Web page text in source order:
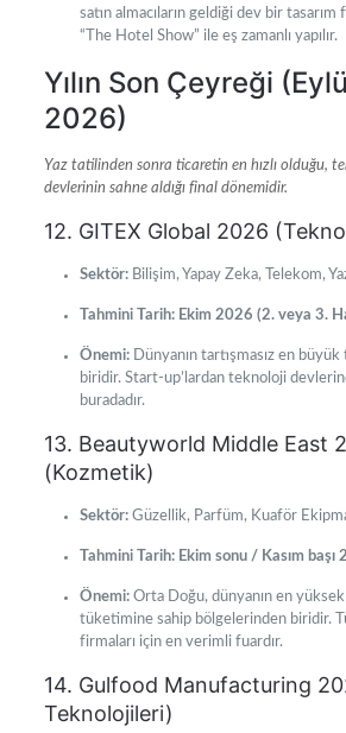
satın almacıların geldiği dev bir tasarım
“The Hotel Show” ile eş zamanlı yapılır.
Yılın Son Çeyreği
2026)
Yaz tatilinden sonra ticaretin en hızlı olduğu,
devlerinin sahne aldığı final dönemidir.
12. GITEX Global 2026
Sektör:Bilişim, Yapay Zeka, Telekom,
Tahmini Tarih: Ekim 2026 (2. veya 3.
Önemi:Dünyanın tartışmasız en
biridir. Start-up’lardan teknoloji
buradadır.
13. Beautyworld Middle East
(Kozmetik)
Sektör:Güzellik, Parfüm, Kuaför
Tahmini Tarih: Ekim sonu / Kasım başı
Önemi:Orta Doğu, dünyanın en
tüketimine sahip bölgelerinden biridir.
firmaları için en verimli fuardır.
14. Gulfood Manufacturing
Teknolojileri)